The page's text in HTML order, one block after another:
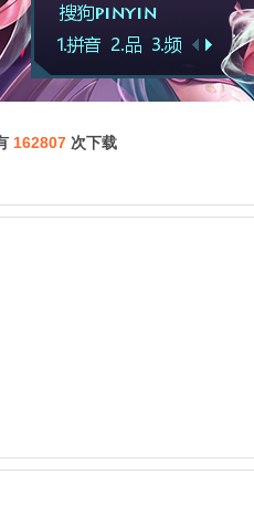
162807 次下载